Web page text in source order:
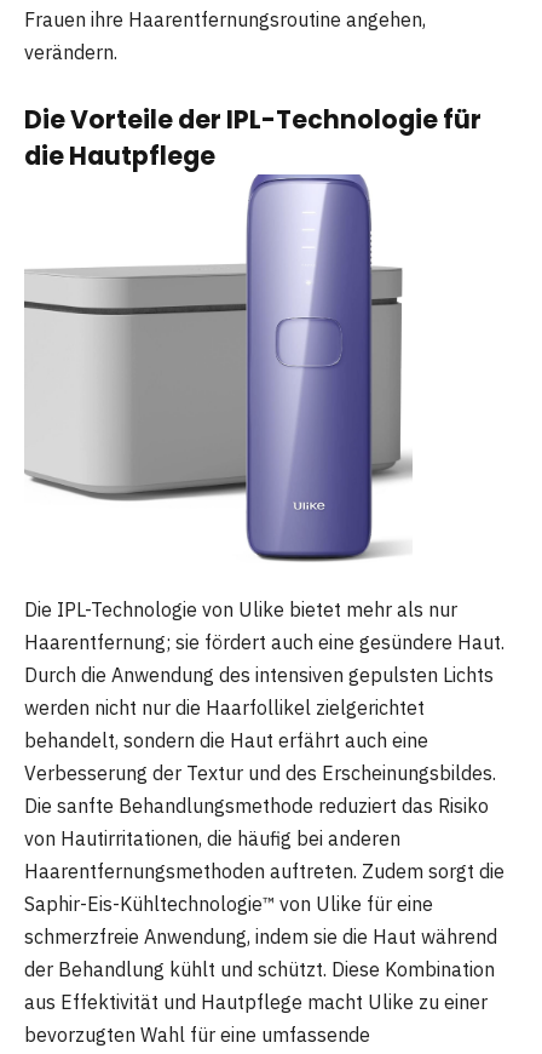
Frauen ihre Haarentfernungsroutine angehen,
verändern.
Die Vorteile der IPL-Technologie für
die Hautpflege
Die IPL-Technologie von Ulike bietet mehr als nur
Haarentfernung; sie fördert auch eine gesündere Haut.
Durch die Anwendung des intensiven gepulsten Lichts
werden nicht nur die Haarfollikel zielgerichtet
behandelt, sondern die Haut erfährt auch eine
Verbesserung der Textur und des Erscheinungsbildes.
Die sanfte Behandlungsmethode reduziert das Risiko
von Hautirritationen, die häufig bei anderen
Haarentfernungsmethoden auftreten. Zudem sorgt die
Saphir-Eis-Kühltechnologie™ von Ulike für eine
schmerzfreie Anwendung, indem sie die Haut während
der Behandlung kühlt und schützt. Diese Kombination
aus Effektivität und Hautpflege macht Ulike zu einer
bevorzugten Wahl für eine umfassende